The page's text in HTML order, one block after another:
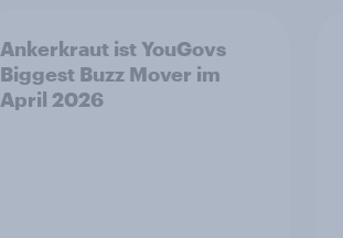
Ankerkraut ist YouGovs
Biggest Buzz Mover im
April 2026